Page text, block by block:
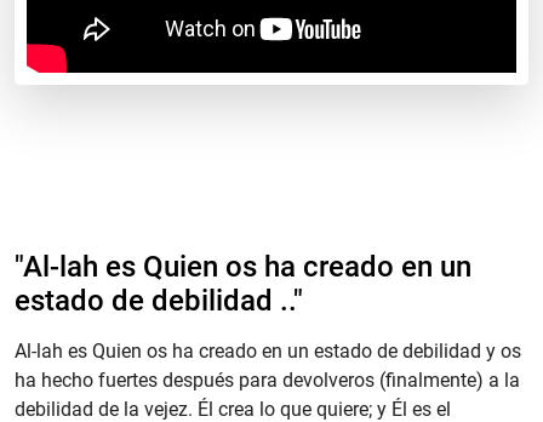
"Al-lah es Quien os ha creado en un
estado de debilidad .."
Al-lah es Quien os ha creado en un estado de debilidad y os
ha hecho fuertes después para devolveros (finalmente) a la
debilidad de la vejez. Él crea lo que quiere; y Él es el